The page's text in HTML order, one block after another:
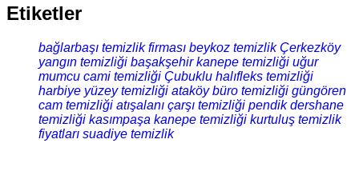
Etiketler
bağlarbaşı temizlik firması beykoz temizlik Çerkezköy
yangın temizliği başakşehir kanepe temizliği uğur
mumcu cami temizliği Çubuklu halıfleks temizliği
harbiye yüzey temizliği ataköy büro temizliği güngören
cam temizliği atışalanı çarşı temizliği pendik dershane
temizliği kasımpaşa kanepe temizliği kurtuluş temizlik
fiyatları suadiye temizlik